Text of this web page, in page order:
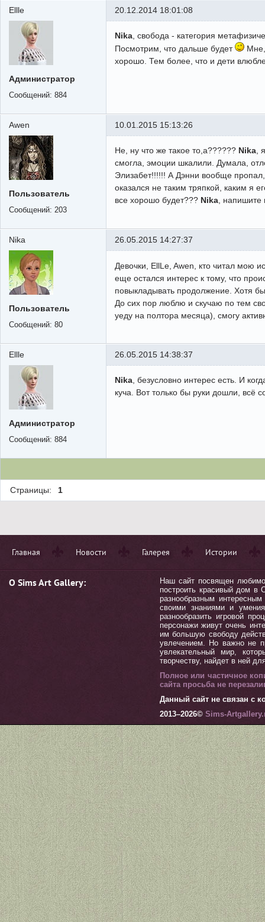
Ellle
Администратор
Сообщений: 884
20.12.2014 18:01:08
Nika, свобода - категория
Посмотрим, что дальше будет
хорошо. Тем более, что и дети
Awen
Пользователь
Сообщений: 203
10.01.2015 15:13:26
Не, ну что же такое то,а?????? Nika,
смогла, эмоции шкалили. Думала,
Элизабет!!!!!! А Дэнни вообще
оказался не таким тряпкой, каким я
все хорошо будет??? Nika, напишите
Nika
Пользователь
Сообщений: 80
26.05.2015 14:27:37
Девочки, EllLe, Awen, кто читал мою
еще остался интерес к тому, что
повыкладывать продолжение. Хотя
До сих пор люблю и скучаю по тем
уеду на полтора месяца), смогу
Ellle
Администратор
Сообщений: 884
26.05.2015 14:38:37
Nika, безусловно интерес есть. И
куча. Вот только бы руки дошли, всё
Страницы: 1
Главная Новости Галерея Истории
О Sims Art Gallery:
Наш сайт посвящен
построить красивый дом в
разнообразным
своими знаниями и
разнообразить игровой
персонажи живут очень
им большую свободу
увлечением. Но важно не
увлекательный мир,
творчеству, найдет в ней
Полное или частичное
сайта просьба не
Данный сайт не связан с
2013–2026© Sims-